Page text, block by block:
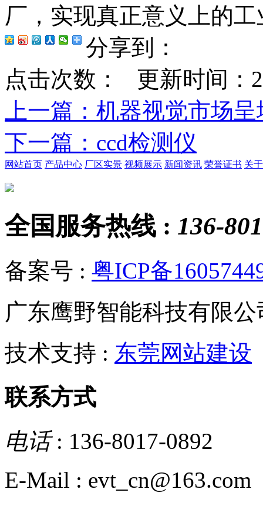
厂，实现真正意义上的工
分享到：
点击次数：
更新时间：
上一篇 ：机器视觉市场
下一篇 ：ccd检测仪
网站首页 产品中心 厂区实景 视频展示 新闻资讯 荣誉证书 关
全国服务热线 : 136-
备案号 : 粤ICP备
广东鹰野智能科技有限
技术支持 : 东莞网站建设
联系方式
电话: 136-8017-0892
E-Mail : evt_cn@163.com